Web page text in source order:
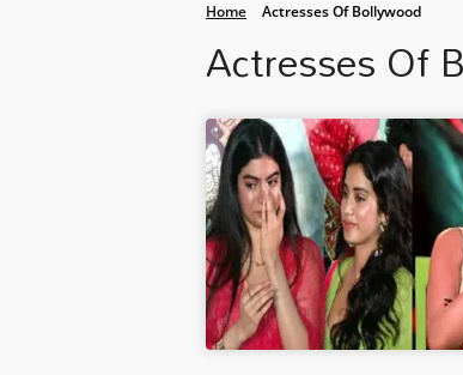
Home Actresses Of Bollywood
Actresses Of